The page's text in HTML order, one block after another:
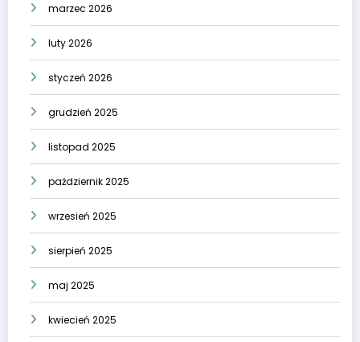
marzec 2026
luty 2026
styczeń 2026
grudzień 2025
listopad 2025
październik 2025
wrzesień 2025
sierpień 2025
maj 2025
kwiecień 2025